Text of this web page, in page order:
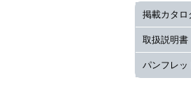
掲載カタロ
取扱説明書
パンフレッ